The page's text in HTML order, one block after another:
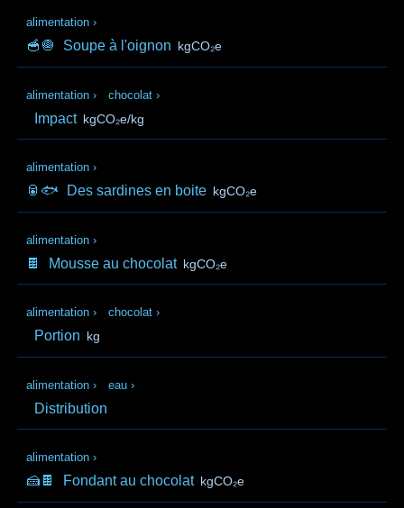
alimentation ›
🥣🧅 Soupe à l'oignon kgCO₂e
alimentation › chocolat ›
Impact kgCO₂e/kg
alimentation ›
🥫🐟 Des sardines en boite kgCO₂e
alimentation ›
🍫 Mousse au chocolat kgCO₂e
alimentation › chocolat ›
Portion kg
alimentation › eau ›
Distribution
alimentation ›
🍰🍫 Fondant au chocolat kgCO₂e